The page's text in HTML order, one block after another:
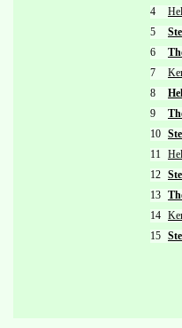
4
5
6
7
8
9
10
11
12
13
14
15